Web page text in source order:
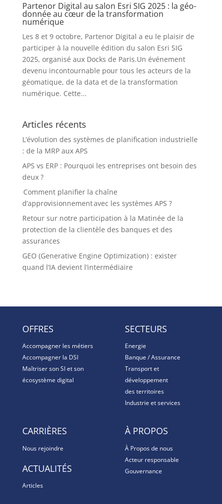
Partenor Digital au salon Esri SIG 2025 : la géo-
donnée au cœur de la transformation
numérique
Les 8 et 9 octobre, Partenor Digital a eu le plaisir de
participer à la nouvelle édition du salon Esri SIG
2025, organisé aux Docks de Paris.Un événement
devenu incontournable pour tous les acteurs de la
géomatique, de la data et de la transformation
numérique. Cette...
Articles récents
L’évolution des systèmes de planification industrielle
: de la MRP aux APS
APS vs ERP : Pourquoi les entreprises ont besoin des
deux ?
Comment planifier la chaîne
d’approvisionnement avec les systèmes APS ?
Retour sur notre participation à la Matinée de la
protection de la clientèle des banques et des
assurances
GEO (Generative Engine Optimization) : exister
quand l’IA devient l’intermédiaire
OFFRES
Accompagner les métiers
Accompagner la DSI
Maîtriser son SI et son
écosystème digital
SECTEURS
Energie
Banque / Assurance
Transport et
développement
des territoires
Industrie et services
CARRIÈRES
Nous rejoindre
ACTUALITÉS
Articles
À PROPOS
À Propos de nous
Acteur responsable
Gouvernance